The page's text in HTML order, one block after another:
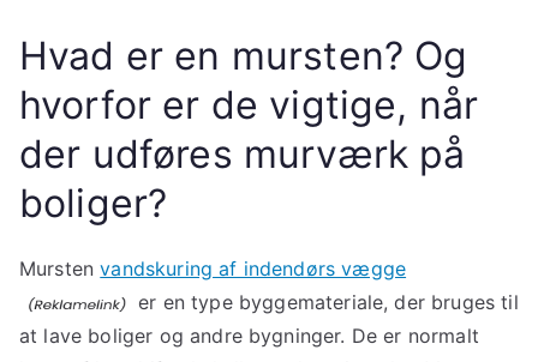
Hvad er en mursten? Og
hvorfor er de vigtige, når
der udføres murværk på
boliger?
Murstenvandskuring af indendørs vægge
er en type byggemateriale, der bruges til
at lave boliger og andre bygninger. De er normalt